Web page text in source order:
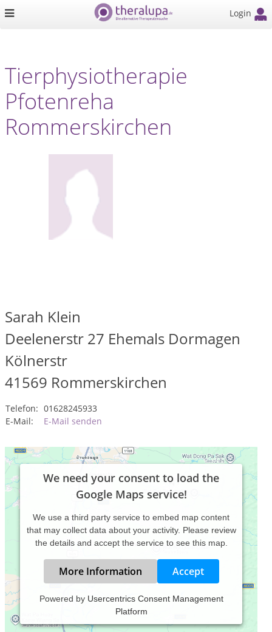
Login
Tierphysiotherapie
Pfotenreha
Rommerskirchen
Sarah Klein
Deelenerstr 27 Ehemals Dormagen
Kölnerstr
41569 Rommerskirchen
Telefon: 01628245933
E-Mail:
E-Mail senden
We need your consent to load the
Google Maps service!
We use a third party service to embed map content
that may collect data about your activity. Please review
the details and accept the service to see this map.
More Information Accept
Powered by Usercentrics Consent Management
Platform
Stationäre Physiotherapie für Hunde